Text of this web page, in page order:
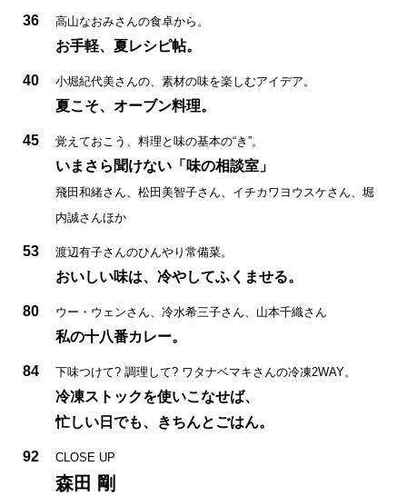
36 高山なおみさんの食卓から。
お手軽、夏レシピ帖。
40 小堀紀代美さんの、素材の味を楽しむアイデア。
夏こそ、オーブン料理。
45 覚えておこう、料理と味の基本の“き”。
いまさら聞けない「味の相談室」
飛田和緒さん、松田美智子さん、イチカワヨウスケさん、堀
内誠さんほか
53 渡辺有子さんのひんやり常備菜。
おいしい味は、冷やしてふくませる。
80 ウー・ウェンさん、冷水希三子さん、山本千織さん
私の十八番カレー。
84 下味つけて? 調理して? ワタナベマキさんの冷凍2WAY。
冷凍ストックを使いこなせば、
忙しい日でも、きちんとごはん。
92 CLOSE UP
森田 剛